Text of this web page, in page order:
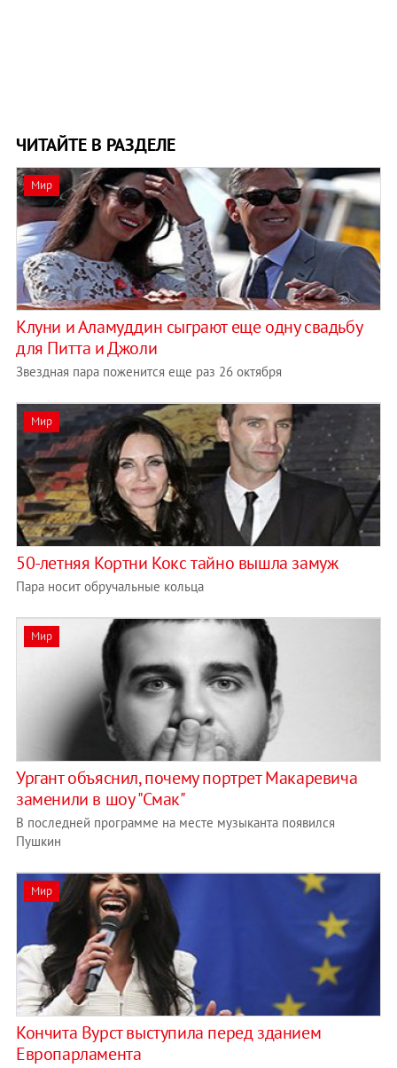
ЧИТАЙТЕ В РАЗДЕЛЕ
Мир
Клуни и Аламуддин сыграют еще одну свадьбу
для Питта и Джоли
Звездная пара поженится еще раз 26 октября
Мир
50-летняя Кортни Кокс тайно вышла замуж
Пара носит обручальные кольца
Мир
Ургант объяснил, почему портрет Макаревича
заменили в шоу "Смак"
В последней программе на месте музыканта появился
Пушкин
Мир
Кончита Вурст выступила перед зданием
Европарламента